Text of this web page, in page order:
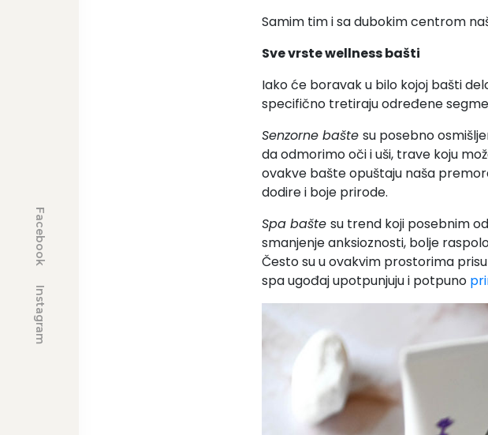
Facebook
Instagram
Samim tim i sa dubokim centrom
Sve vrste wellness bašti
Iako će boravak u bilo kojoj bašti
specifično tretiraju određene
Senzorne baštesu posebno
da odmorimo oči i uši, trave koju
ovakve bašte opuštaju naša
dodire i boje prirode.
Spa baštesu trend koji posebnim
smanjenje anksioznosti, bolje
Često su u ovakvim prostorima
spa ugođaj upotpunjuju i potpuno